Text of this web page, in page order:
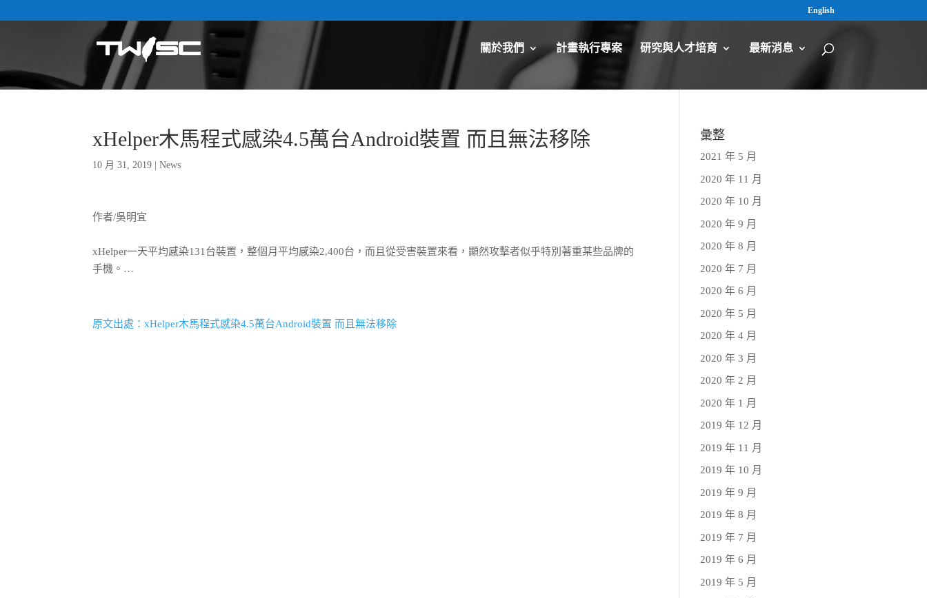
English
關於我們 計畫執行專案 研究與人才培育 最新消息
xHelper木馬程式感染4.5萬台Android裝置 而且無法移除
10 月 31, 2019 |News
作者/吳明宜
xHelper一天平均感染131台裝置，整個月平均感染2,400台，而且從受害裝置來看，顯然攻擊者似乎特別著重某些品牌的
手機。…
原文出處：xHelper木馬程式感染4.5萬台Android裝置 而且無法移除
彙整
2021 年 5 月
2020 年 11 月
2020 年 10 月
2020 年 9 月
2020 年 8 月
2020 年 7 月
2020 年 6 月
2020 年 5 月
2020 年 4 月
2020 年 3 月
2020 年 2 月
2020 年 1 月
2019 年 12 月
2019 年 11 月
2019 年 10 月
2019 年 9 月
2019 年 8 月
2019 年 7 月
2019 年 6 月
2019 年 5 月